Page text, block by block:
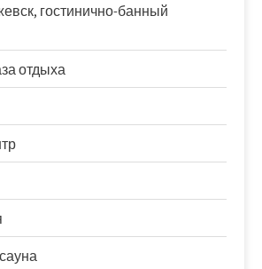
гостинично-банный
отдыха